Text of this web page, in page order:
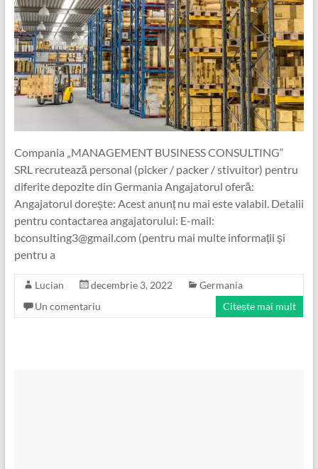
Compania „MANAGEMENT BUSINESS CONSULTING“
SRL recrutează personal (picker / packer / stivuitor) pentru
diferite depozite din Germania Angajatorul oferă:
Angajatorul dorește: Acest anunț nu mai este valabil. Detalii
pentru contactarea angajatorului: E-mail:
bconsulting3@gmail.com (pentru mai multe informații și
pentru a
Lucian decembrie 3, 2022
Germania
Un comentariu
Citește mai mult